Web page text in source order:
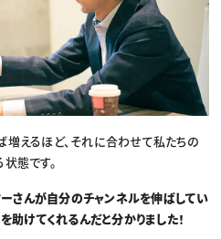
えるほど、それに合わせて私たちの
態です。
んが自分のチャンネルを伸ばしてい
助けてくれるんだと分かりました！